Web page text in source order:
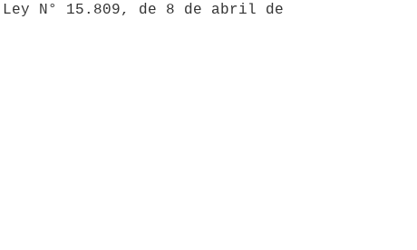
N° 15.809, de 8 de abril de